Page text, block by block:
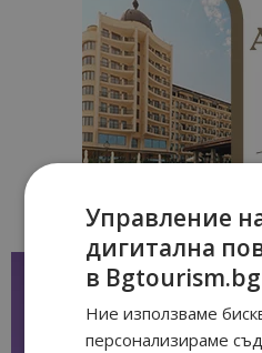
Управление
дигитална
в Bgtourism.bg
Ние използваме
персонализираме